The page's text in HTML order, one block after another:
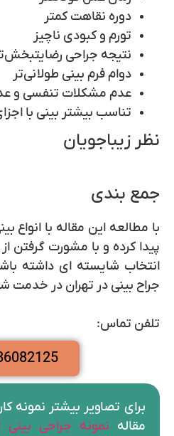
دوره نقاهت کمتر
تورم و کبودی ناچیز
نتیجه جراحی
دوام فرم بینی طولانی‌تر
عدم مشکلات تنفسی و
تناسب بیشتر بینی با
نظر زیباجویان
جمع بندی
با مطالعه این مقاله با انواع
پیدا کرده و با مشورت گرفتن
انتخاب شایسته ای داشته
جراح بینی در تهران در
تلفن تماس:
برای تصاویر بیشتر نمونه
مقاله نمونه جراحی بینی